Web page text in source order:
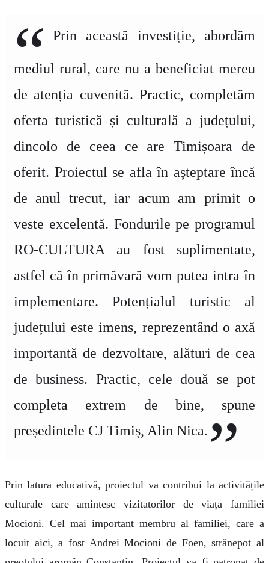
Prin această investiție, abordăm
mediul rural, care nu a beneficiat mereu
de atenția cuvenită. Practic, completăm
oferta turistică și culturală a județului,
dincolo de ceea ce are Timișoara de
oferit. Proiectul se afla în așteptare încă
de anul trecut, iar acum am primit o
veste excelentă. Fondurile pe programul
RO-CULTURA au fost suplimentate,
astfel că în primăvară vom putea intra în
implementare. Potențialul turistic al
județului este imens, reprezentând o axă
importantă de dezvoltare, alături de cea
de business. Practic, cele două se pot
completa extrem de bine, spune
președintele CJ Timiș, Alin Nica.
Prin latura educativă, proiectul va contribui la activitățile
culturale care amintesc vizitatorilor de viața familiei
Mocioni. Cel mai important membru al familiei, care a
locuit aici, a fost Andrei Mocioni de Foen, strănepot al